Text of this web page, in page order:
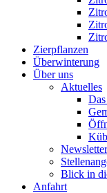
Zierpflanzen
Überwinterung
Über uns
Aktuelles
Blick in
Anfahrt